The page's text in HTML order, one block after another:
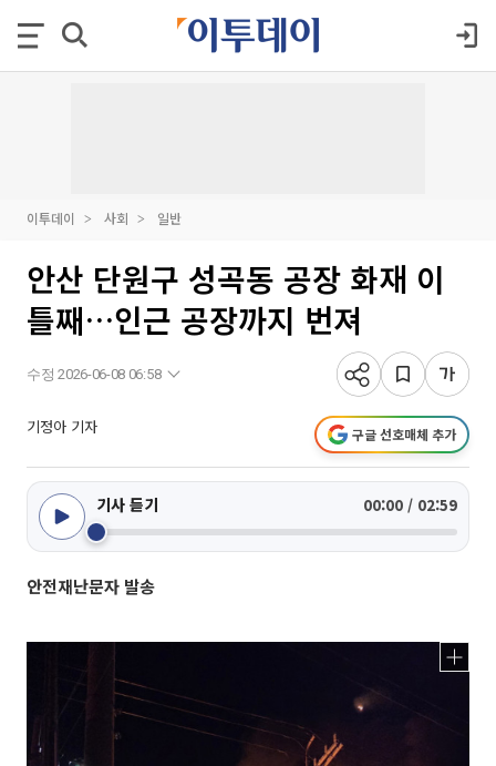
이투데이 사회 일반
안산 단원구 성곡동 공장 화재 이
틀째…인근 공장까지 번져
수정 2026-06-08 06:58
기정아 기자 구글 선호매체 추가
기사 듣기 00:00 / 02:59
안전재난문자 발송